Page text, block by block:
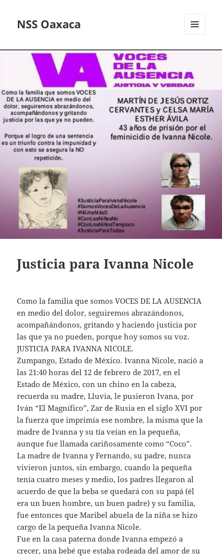
NSS Oaxaca
Justicia para Ivanna Nicole
Como la familia que somos VOCES DE LA AUSENCIA
en medio del dolor, seguiremos abrazándonos,
acompañándonos, gritando y haciendo justicia por
las que ya no pueden, porque hoy somos su voz.
JUSTICIA PARA IVANNA NICOLE.
Zumpango, Estado de México. Ivanna Nicole, nació a
las 21:40 horas del 12 de febrero de 2017, en el
Estado de México, con un chino en la cabeza,
recuerda su madre, Lluvia, le pusieron Ivana, por
Iván “El Magnífico”, Zar de Rusia en el siglo XVI por
la fuerza que imprimía ese nombre, la misma que la
madre de Ivanna y su tía veían en la pequeña,
aunque fue llamada cariñosamente como “Coco”.
La madre de Ivanna y Fernando, su padre, nunca
vivieron juntos, sin embargo, cuando la pequeña
tenía cuatro meses y medio, los padres llegaron al
acuerdo de que la beba se quedará con su papá (él
era un buen hombre, un buen padre) y su familia,
fue entonces que Maribel abuela de la niña se hizo
cargo de la pequeña Ivanna Nicole.
Fue en la casa paterna donde Ivanna empezó a
crecer, una bebé que estaba rodeada del amor de su